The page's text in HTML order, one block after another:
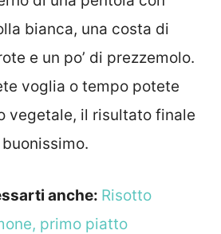
bianca, una costa di
e un po’ di prezzemolo.
voglia o tempo potete
vegetale, il risultato finale
anche: Risotto
primo piatto